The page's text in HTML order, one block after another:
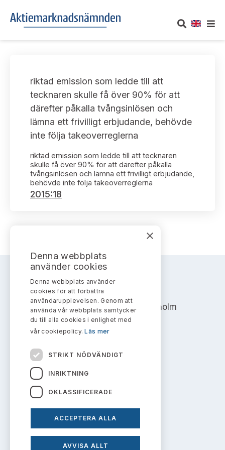
Om oss
Vårt uppdrag
Informationsgivning
Arbetssätt och jävsfrågor
Stadgar
Huvudmän
Verksamhetsberättelser
Publikationer och anföranden
UTTALANDEN
Om nämndens uttalanden
Framställningar och konsultation
Uttalanden sorterade efter publiceringsdatum
Samtliga uttalanden sorterade årsvis
Avgifter
Prenumerera
TAKEOVER-REGLER
handelsplattformar
Nyheter och pressmeddelanden
Prenumerera
KONTAKT
riktad emission som ledde till att
tecknaren skulle få över 90% för att
därefter påkalla tvångsinlösen och
lämna ett frivilligt erbjudande, behövde
inte följa takeoverreglerna
riktad emission som ledde till att tecknaren
skulle få över 90% för att därefter påkalla
tvångsinlösen och lämna ett frivilligt erbjudande,
behövde inte följa takeoverreglerna
2015:18
AKTIEMARKNADSNÄMNDEN
Address: Box 7354, 103 90 Stockholm
info@aktiemarknadsnamnden.se
Om innehållet
Om webbplatsen
×
Denna webbplats
använder cookies
Denna webbplats använder
cookies för att förbättra
användarupplevelsen. Genom att
använda vår webbplats samtycker
du till alla cookies i enlighet med
vår cookiepolicy.Läs mer
STRIKT NÖDVÄNDIGT
INRIKTNING
OKLASSIFICERADE
ACCEPTERA ALLA
AVVISA ALLT